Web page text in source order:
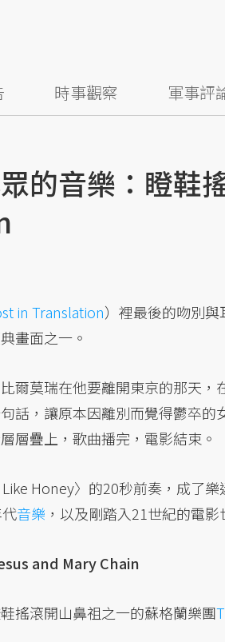
時事觀察 軍事評
的音樂：瞪鞋
in Translation）裡最後的吻別
畫面之一。
爾莫瑞在他要離開東京的那天
話，讓原本因離別而覺得鬱卒
層疊上，歌曲播完，電影結束。
Honey〉的20秒前奏，成了
音樂 ，以及剛踏入21世紀的電影
and Mary Chain
搖滾開山鼻祖之一的蘇格蘭樂團